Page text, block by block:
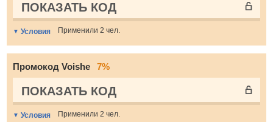
ПОКАЗАТЬ КОД
Условия Применили 2 чел.
Промокод Voishe 7%
ПОКАЗАТЬ КОД
Условия Применили 2 чел.